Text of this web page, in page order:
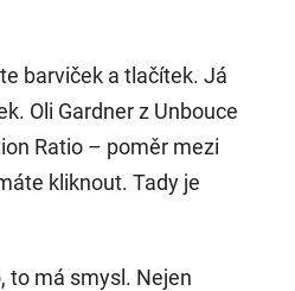
barviček a tlačítek. Já
Oli Gardner z Unbouce
Ratio – poměr mezi
kliknout. Tady je
to má smysl. Nejen